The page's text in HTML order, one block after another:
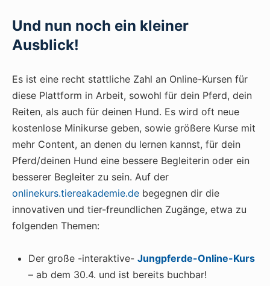
Und nun noch ein kleiner
Ausblick!
Es ist eine recht stattliche Zahl an Online-Kursen für
diese Plattform in Arbeit, sowohl für dein Pferd, dein
Reiten, als auch für deinen Hund. Es wird oft neue
kostenlose Minikurse geben, sowie größere Kurse mit
mehr Content, an denen du lernen kannst, für dein
Pferd/deinen Hund eine bessere Begleiterin oder ein
besserer Begleiter zu sein. Auf der
onlinekurs.tiereakademie.de begegnen dir die
innovativen und tier-freundlichen Zugänge, etwa zu
folgenden Themen:
Der große -interaktive- Jungpferde-Online-Kurs
– ab dem 30.4. und ist bereits buchbar!